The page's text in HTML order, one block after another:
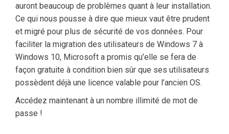
auront beaucoup de problèmes quant à leur installation.
Ce qui nous pousse à dire que mieux vaut être prudent
et migré pour plus de sécurité de vos données. Pour
faciliter la migration des utilisateurs de Windows 7 à
Windows 10, Microsoft a promis qu’elle se fera de
façon gratuite à condition bien sûr que ses utilisateurs
possèdent déjà une licence valable pour l’ancien OS.
Accédez maintenant à un nombre illimité de mot de
passe !